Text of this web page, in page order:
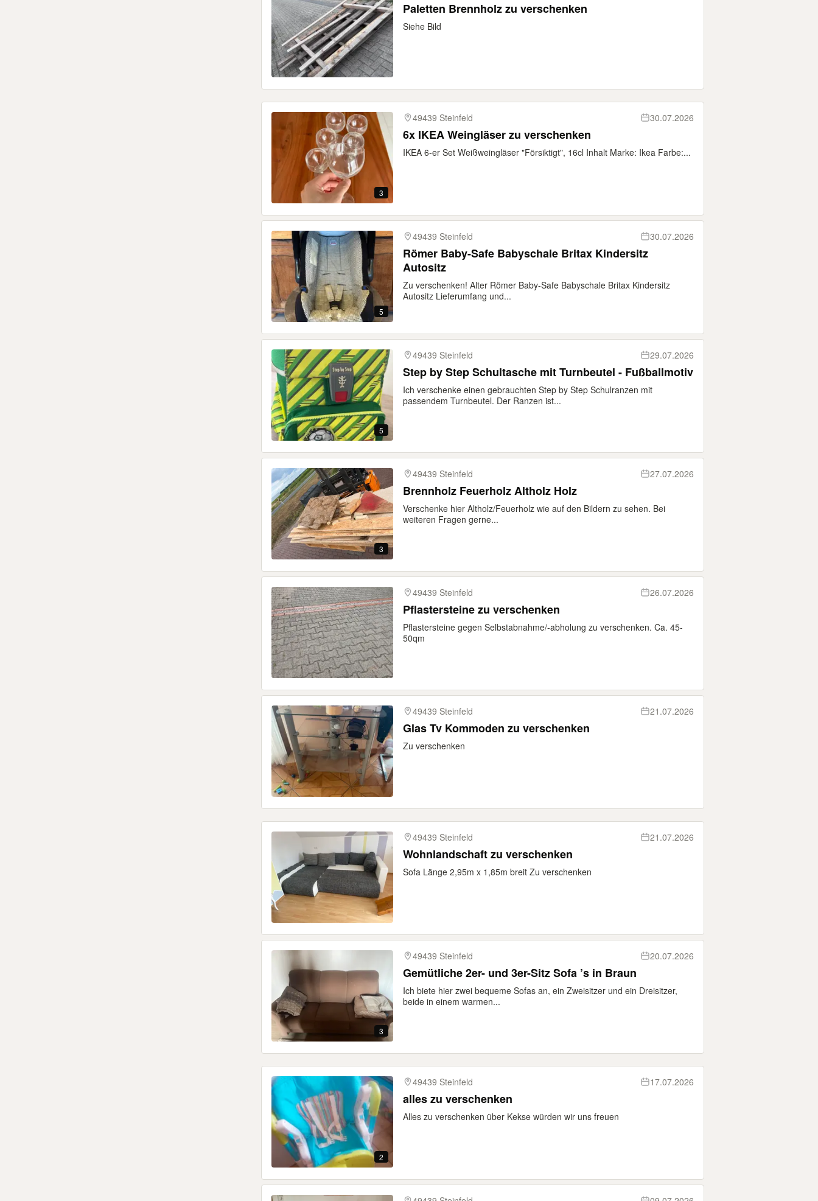
Paletten Brennholz zu verschenken
Siehe Bild
3
49439 Steinfeld 30.07.2026
6x IKEA Weingläser zu verschenken
IKEA 6-er Set Weißweingläser "Försiktigt", 16cl Inhalt Marke: Ikea Farbe:...
5
49439 Steinfeld 30.07.2026
Römer Baby-Safe Babyschale Britax Kindersitz
Autositz
Zu verschenken! Alter Römer Baby-Safe Babyschale Britax Kindersitz
Autositz Lieferumfang und...
5
49439 Steinfeld 29.07.2026
Step by Step Schultasche mit Turnbeutel - Fußballmotiv
Ich verschenke einen gebrauchten Step by Step Schulranzen mit
passendem Turnbeutel. Der Ranzen ist...
3
49439 Steinfeld 27.07.2026
Brennholz Feuerholz Altholz Holz
Verschenke hier Altholz/Feuerholz wie auf den Bildern zu sehen. Bei
weiteren Fragen gerne...
49439 Steinfeld 26.07.2026
Pflastersteine zu verschenken
Pflastersteine gegen Selbstabnahme/-abholung zu verschenken. Ca. 45-
50qm
49439 Steinfeld 21.07.2026
Glas Tv Kommoden zu verschenken
Zu verschenken
49439 Steinfeld 21.07.2026
Wohnlandschaft zu verschenken
Sofa Länge 2,95m x 1,85m breit Zu verschenken
3
49439 Steinfeld 20.07.2026
Gemütliche 2er- und 3er-Sitz Sofa ’s in Braun
Ich biete hier zwei bequeme Sofas an, ein Zweisitzer und ein Dreisitzer,
beide in einem warmen...
2
49439 Steinfeld 17.07.2026
alles zu verschenken
Alles zu verschenken über Kekse würden wir uns freuen